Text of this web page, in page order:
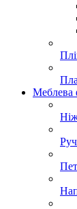
Меблева